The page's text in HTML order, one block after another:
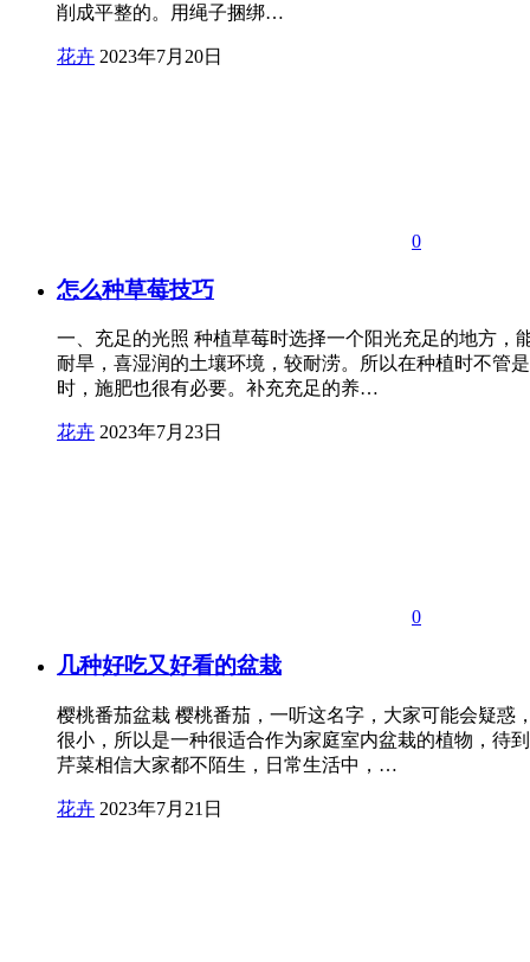
削成平整的。用绳子捆绑…
花卉 2023年7月20日
0
怎么种草莓技巧
一、充足的光照 种植草莓时选择一个阳光充足的地方
耐旱，喜湿润的土壤环境，较耐涝。所以在种植时不管
时，施肥也很有必要。补充充足的养…
花卉 2023年7月23日
0
几种好吃又好看的盆栽
樱桃番茄盆栽 樱桃番茄，一听这名字，大家可能会疑
很小，所以是一种很适合作为家庭室内盆栽的植物，待
芹菜相信大家都不陌生，日常生活中，…
花卉 2023年7月21日